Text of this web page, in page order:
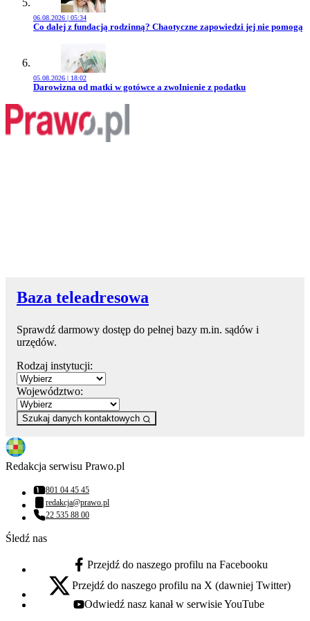
06.08.2026 | 05:34
Przejdź do artykułu:
Co dalej z fundacją rodzinną? Chaotyczne zapowiedzi jej nie pomogą
05.08.2026 | 18:02
Przejdź do artykułu:
Darowizna od matki w gotówce a zwolnienie z podatku
Baza teleadresowa
Sprawdź darmowy dostęp do pełnej bazy m.in. sądów i
urzędów.
Rodzaj instytucji:
Województwo:
Szukaj danych kontaktowych
Redakcja serwisu Prawo.pl
Numer telefonu:
801 04 45 45
Adres email:
redakcja@prawo.pl
Numer telefonu:
22 535 88 00
Śledź nas
facebook - otwiera się w nowej karcie
Przejdź do naszego profilu na Facebooku
x - otwiera się w nowej karcie
Przejdź do naszego profilu na X (dawniej Twitter)
youtube - otwiera się w nowej karcie
Odwiedź nasz kanał w serwisie YouTube